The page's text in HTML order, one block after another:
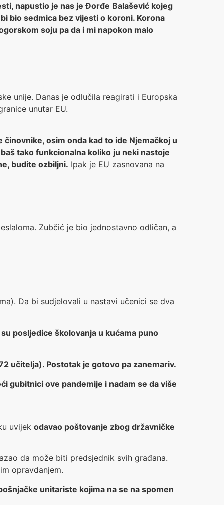
napustio je nas je Đorđe Balašević kojeg
bio sedmica bez vijesti o koroni. Korona
soju pa da i mi napokon malo
unije. Danas je odlučila reagirati i Europska
unutar EU.
osim onda kad to ide Njemačkoj u
tako funkcionalna koliko ju neki nastoje
budite ozbiljni. Ipak je EU zasnovana na
Zubčić je bio jednostavno odličan, a
Da bi sudjelovali u nastavi učenici se dva
posljedice školovanja u kućama puno
učitelja). Postotak je gotovo pa zanemariv.
gubitnici ove pandemije i nadam se da više
uvijek odavao poštovanje zbog državničke
da može biti predsjednik svih građana.
opravdanjem.
unitariste kojima na se na spomen